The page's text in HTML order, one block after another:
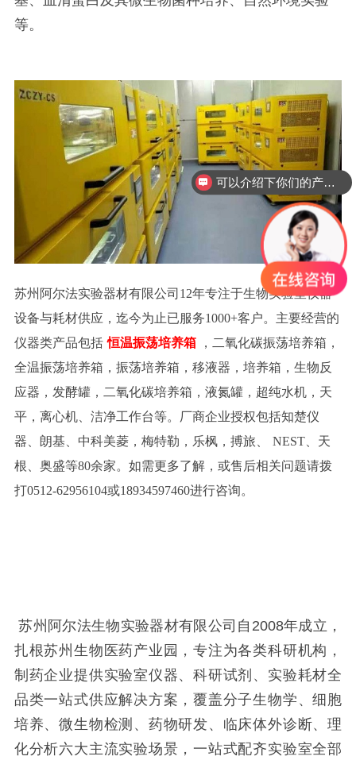
等。
苏州阿尔法实验器材有限公司 12年专注于生物实验室仪器
设备与耗材供应，迄今为止已服务1000+客户。主要经营的
仪器类产品包括 恒温振荡培养箱
，二氧化碳振荡培养箱，
全温振荡培养箱，振荡培养箱，移液器，培养箱，生物反
应器，发酵罐，二氧化碳培养箱，液氮罐，超纯水机，天
平，离心机、洁净工作台等。厂商企业授权包括知楚仪
器、朗基、中科美菱，梅特勒，乐枫，搏旅、
NEST、天
根、奥盛等80余家。如需更多了解，或售后相关问题请拨
打0512-62956104或18934597460进行咨询。
苏州阿尔法生物实验器材有限公司自2008年成立，
扎根苏州生物医药产业园，专注为各类科研机构，
制药企业提供实验室仪器、科研试剂、实验耗材全
品类一站式供应解决方案，覆盖分子生物学、细胞
培养、微生物检测、药物研发、临床体外诊断、理
化分析六大主流实验场景，一站式配齐实验室全部
可以介绍下你们的产品么？